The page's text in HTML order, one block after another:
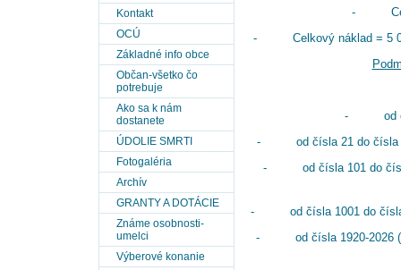
Kontakt
OCÚ
Základné info obce
Občan-všetko čo
potrebuje
Ako sa k nám
dostanete
ÚDOLIE SMRTI
Fotogaléria
Archív
GRANTY A DOTÁCIE
Známe osobnosti-
umelci
Výberové konanie
- Cena
- Celkový náklad = 5
- od
- od čísla 21 do čísla
- od čísla 101 do čísla
- od čísla 1001 do čísla
- od čísla 1920-2026